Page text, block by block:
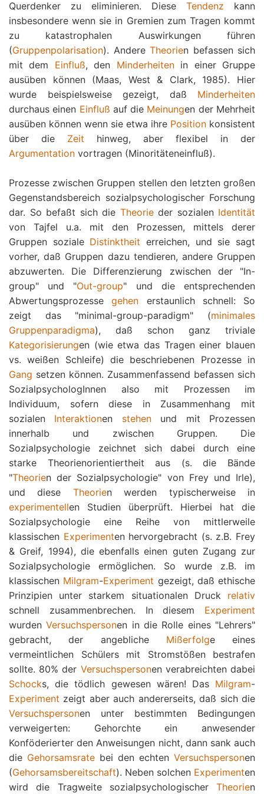
Querdenker zu eliminieren. Diese Tendenz kann
insbesondere wenn sie in Gremien zum Tragen kommt
zu katastrophalen Auswirkungen führen
(Gruppenpolarisation). Andere Theorien befassen sich
mit dem Einfluß, den Minderheitenin einer Gruppe
ausüben können (Maas, West & Clark, 1985). Hier
wurde beispielsweise gezeigt, daß Minderheiten
durchaus einen Einfluß auf die Meinungen der Mehrheit
ausüben können wenn sie etwa ihre Position konsistent
über die Zeit hinweg, aber flexibel in der
Argumentation vortragen (Minoritäteneinfluß).
Prozesse zwischen Gruppen stellen den letzten großen
Gegenstandsbereich sozialpsychologischer Forschung
dar. So befaßt sich die Theorieder sozialen Identität
von Tajfel u.a. mit den Prozessen, mittels derer
Gruppen soziale Distinktheit erreichen, und sie sagt
vorher, daß Gruppen dazu tendieren, andere Gruppen
abzuwerten. Die Differenzierung zwischen der "In-
group" und "Out-group" und die entsprechenden
Abwertungsprozessegehen erstaunlich schnell: So
zeigt das "minimal-group-paradigm" (minimales
Gruppenparadigma), daß schon ganz triviale
Kategorisierungen (wie etwa das Tragen einer blauen
vs. weißen Schleife) die beschriebenen Prozesse in
Gang setzen können. Zusammenfassend befassen sich
SozialpsychologInnen also mit Prozessen im
Individuum, sofern diese in Zusammenhang mit
sozialen Interaktionen stehenund mit Prozessen
innerhalb und zwischen Gruppen. Die
Sozialpsychologie zeichnet sich dabei durch eine
starke Theorienorientiertheit aus (s. die Bände
"Theorien der Sozialpsychologie" von Frey und Irle),
und diese Theorien werden typischerweise in
experimentellen Studien überprüft. Hierbei hat die
Sozialpsychologie eine Reihe von mittlerweile
klassischen Experimenten hervorgebracht (s. z.B. Frey
& Greif, 1994), die ebenfalls einen guten Zugang zur
Sozialpsychologie ermöglichen. So wurde z.B. im
klassischen Milgram-Experiment gezeigt, daß ethische
Prinzipien unter starkem situationalen Druck relativ
schnell zusammenbrechen. In diesem Experiment
wurdenVersuchspersonen in die Rolle eines "Lehrers"
gebracht, der angebliche Mißerfolge eines
vermeintlichen Schülers mit Stromstößen bestrafen
sollte. 80% der Versuchspersonen verabreichten dabei
Schocks, die tödlich gewesen wären! Das Milgram-
Experiment zeigt aber auch andererseits, daß sich die
Versuchspersonen unter bestimmten Bedingungen
verweigerten: Gehorchte ein anwesender
Konföderierter den Anweisungen nicht, dann sank auch
die Gehorsamsrate bei den echten Versuchspersonen
(Gehorsamsbereitschaft). Neben solchen Experimenten
wird die Tragweite sozialpsychologischer Theorien